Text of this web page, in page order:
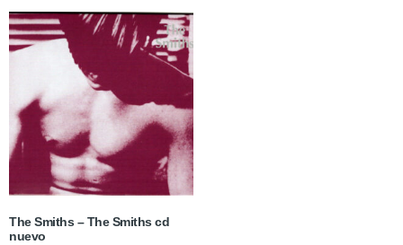
The Smiths – The Smiths cd
nuevo